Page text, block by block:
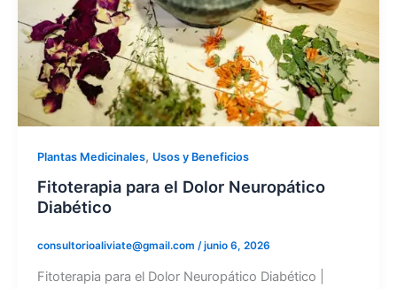
Plantas Medicinales, Usos y Beneficios
Fitoterapia para el Dolor Neuropático
Diabético
consultorioaliviate@gmail.com /junio 6, 2026
Fitoterapia para el Dolor Neuropático Diabético |